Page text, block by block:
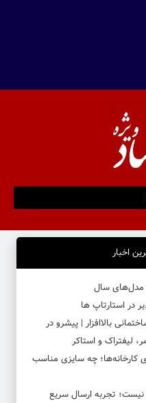
اخبار
مدل‌های سال
در استارتاپ ها
بالاافزار | پیشرو در
لیفتراک و استاکر
کارخانه‌ها؛ چه سایزی مناسب
تجربه ارسال سریع